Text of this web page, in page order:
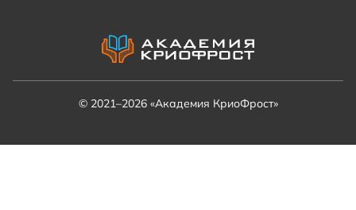
© 2021–2026 «Академия КриоФрост»